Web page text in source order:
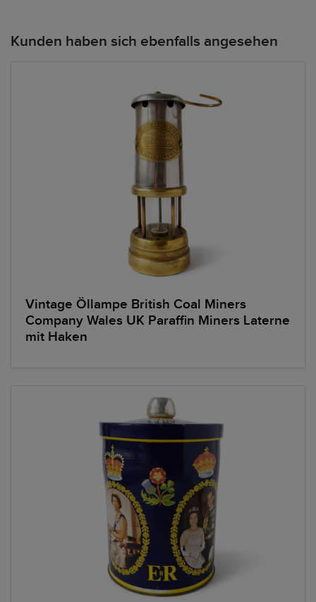
Kunden haben sich ebenfalls angesehen
Vintage Öllampe British Coal Miners
Company Wales UK Paraffin Miners Laterne
mit Haken